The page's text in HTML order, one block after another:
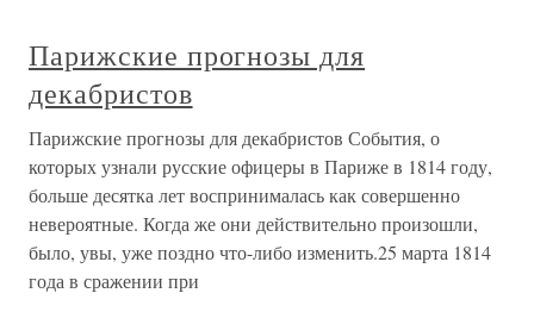
Парижские прогнозы для
декабристов
Парижские прогнозы для декабристов События, о
которых узнали русские офицеры в Париже в 1814 году,
больше десятка лет воспринималась как совершенно
невероятные. Когда же они действительно произошли,
было, увы, уже поздно что-либо изменить.25 марта 1814
года в сражении при